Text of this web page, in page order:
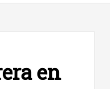
en